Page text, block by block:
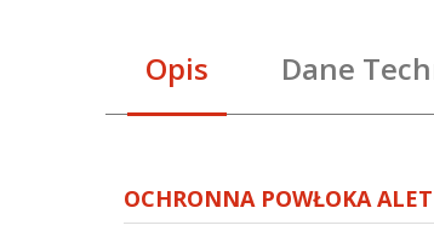
Opis Dane
OCHRONNA POWŁOKA